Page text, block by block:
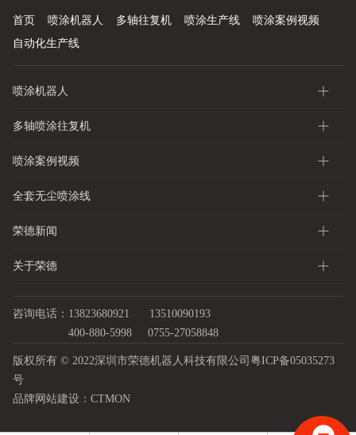
首页 喷涂机器人 多轴往复机 喷涂生产线
喷涂案例视频
自动化生产线
喷涂机器人
多轴喷涂往复机
喷涂案例视频
全套无尘喷涂线
荣德新闻
关于荣德
咨询电话：13823680921
13510090193
400-880-5998
0755-27058848
版权所有 © 2022深圳市荣德机器人科技有限公司 粤ICP备05035273
号
品牌网站建设： CTMON